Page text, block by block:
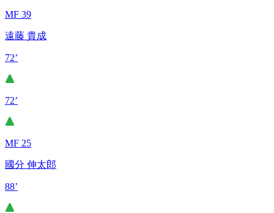
MF 39
遠藤 貴成
72’
72’
MF 25
國分 伸太郎
88’